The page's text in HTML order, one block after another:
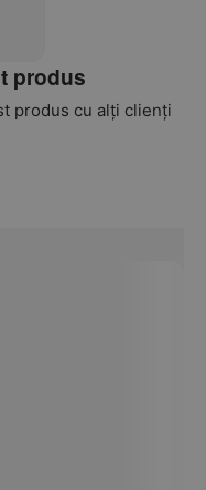
produs
produs cu alți clienți